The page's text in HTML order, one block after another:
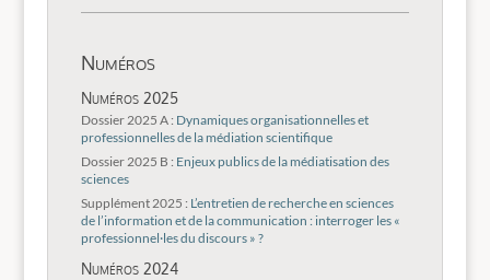
Numéros
Numéros 2025
Dossier 2025 A : Dynamiques organisationnelles et
professionnelles de la médiation scientifique
Dossier 2025 B : Enjeux publics de la médiatisation des
sciences
Supplément 2025 : L’entretien de recherche en sciences
de l’information et de la communication : interroger les «
professionnel·les du discours » ?
Numéros 2024